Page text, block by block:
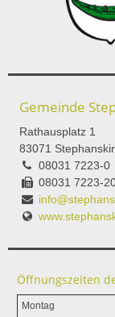
Gemeinde
Rathausplatz 1
83071
08031 7223-0
08031 7223-
Öffnungszeiten
Montag